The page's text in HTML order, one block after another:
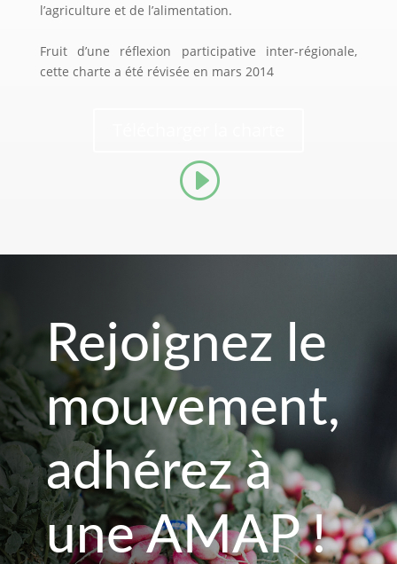
l’agriculture et de l’alimentation.
Fruit d’une réflexion participative inter-régionale,
cette charte a été révisée en mars 2014
Rejoignez le
mouvement,
adhérez à
une AMAP !